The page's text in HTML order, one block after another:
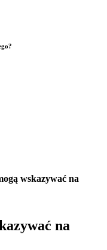
wskazywać na
na